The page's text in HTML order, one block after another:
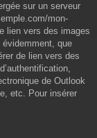
sur un serveur
mon-
lien vers des images
évidemment, que
de lien vers des
de Outlook
etc. Pour insérer